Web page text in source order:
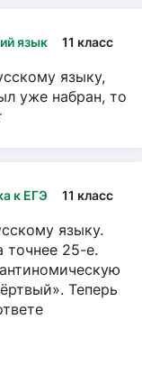
язык 11 класс
языку,
уже набран, то
к ЕГЭ 11 класс
языку.
точнее 25-е.
Теперь